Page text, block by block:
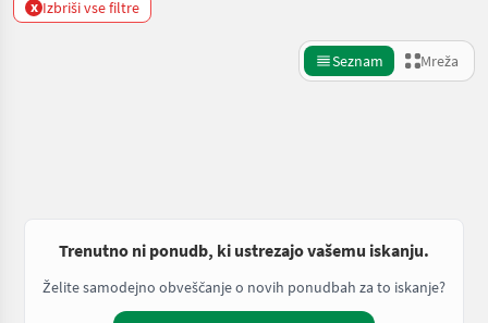
x Izbriši vse filtre
Seznam Mreža
Trenutno ni ponudb, ki ustrezajo vašemu iskanju.
Želite samodejno obveščanje o novih ponudbah za to iskanje?